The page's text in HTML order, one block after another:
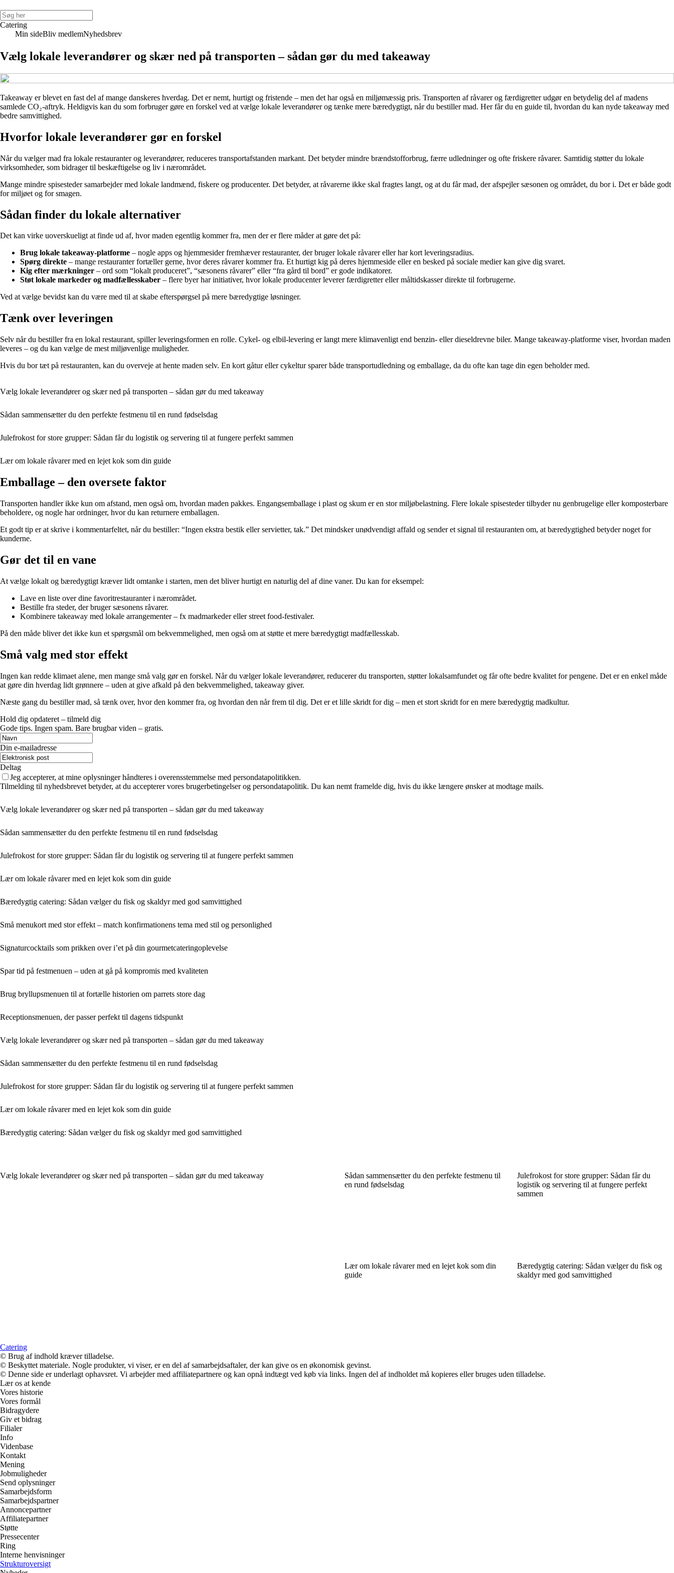
Catering
Min sideBliv medlemNyhedsbrev
Vælg lokale leverandører og skær ned på transporten – sådan gør du med takeaway
Takeaway er blevet en fast del af mange danskeres hverdag. Det er nemt, hurtigt og fristende – men det har også en miljømæssig pris. Transporten af råvarer og færdigretter udgør en betydelig del af madens
samlede CO₂-aftryk. Heldigvis kan du som forbruger gøre en forskel ved at vælge lokale leverandører og tænke mere bæredygtigt, når du bestiller mad. Her får du en guide til, hvordan du kan nyde takeaway med
bedre samvittighed.
Hvorfor lokale leverandører gør en forskel
Når du vælger mad fra lokale restauranter og leverandører, reduceres transportafstanden markant. Det betyder mindre brændstofforbrug, færre udledninger og ofte friskere råvarer. Samtidig støtter du lokale
virksomheder, som bidrager til beskæftigelse og liv i nærområdet.
Mange mindre spisesteder samarbejder med lokale landmænd, fiskere og producenter. Det betyder, at råvarerne ikke skal fragtes langt, og at du får mad, der afspejler sæsonen og området, du bor i. Det er både godt
for miljøet og for smagen.
Sådan finder du lokale alternativer
Det kan virke uoverskueligt at finde ud af, hvor maden egentlig kommer fra, men der er flere måder at gøre det på:
Brug lokale takeaway-platforme – nogle apps og hjemmesider fremhæver restauranter, der bruger lokale råvarer eller har kort leveringsradius.
Spørg direkte – mange restauranter fortæller gerne, hvor deres råvarer kommer fra. Et hurtigt kig på deres hjemmeside eller en besked på sociale medier kan give dig svaret.
Kig efter mærkninger – ord som “lokalt produceret”, “sæsonens råvarer” eller “fra gård til bord” er gode indikatorer.
Støt lokale markeder og madfællesskaber – flere byer har initiativer, hvor lokale producenter leverer færdigretter eller måltidskasser direkte til forbrugerne.
Ved at vælge bevidst kan du være med til at skabe efterspørgsel på mere bæredygtige løsninger.
Tænk over leveringen
Selv når du bestiller fra en lokal restaurant, spiller leveringsformen en rolle. Cykel- og elbil-levering er langt mere klimavenligt end benzin- eller dieseldrevne biler. Mange takeaway-platforme viser, hvordan maden
leveres – og du kan vælge de mest miljøvenlige muligheder.
Hvis du bor tæt på restauranten, kan du overveje at hente maden selv. En kort gåtur eller cykeltur sparer både transportudledning og emballage, da du ofte kan tage din egen beholder med.
Vælg lokale leverandører og skær ned på transporten – sådan gør du med takeaway
Sådan sammensætter du den perfekte festmenu til en rund fødselsdag
Julefrokost for store grupper: Sådan får du logistik og servering til at fungere perfekt sammen
Lær om lokale råvarer med en lejet kok som din guide
Emballage – den oversete faktor
Transporten handler ikke kun om afstand, men også om, hvordan maden pakkes. Engangsemballage i plast og skum er en stor miljøbelastning. Flere lokale spisesteder tilbyder nu genbrugelige eller komposterbare
beholdere, og nogle har ordninger, hvor du kan returnere emballagen.
Et godt tip er at skrive i kommentarfeltet, når du bestiller: “Ingen ekstra bestik eller servietter, tak.” Det mindsker unødvendigt affald og sender et signal til restauranten om, at bæredygtighed betyder noget for
kunderne.
Gør det til en vane
At vælge lokalt og bæredygtigt kræver lidt omtanke i starten, men det bliver hurtigt en naturlig del af dine vaner. Du kan for eksempel:
Lave en liste over dine favoritrestauranter i nærområdet.
Bestille fra steder, der bruger sæsonens råvarer.
Kombinere takeaway med lokale arrangementer – fx madmarkeder eller street food-festivaler.
På den måde bliver det ikke kun et spørgsmål om bekvemmelighed, men også om at støtte et mere bæredygtigt madfællesskab.
Små valg med stor effekt
Ingen kan redde klimaet alene, men mange små valg gør en forskel. Når du vælger lokale leverandører, reducerer du transporten, støtter lokalsamfundet og får ofte bedre kvalitet for pengene. Det er en enkel måde
at gøre din hverdag lidt grønnere – uden at give afkald på den bekvemmelighed, takeaway giver.
Næste gang du bestiller mad, så tænk over, hvor den kommer fra, og hvordan den når frem til dig. Det er et lille skridt for dig – men et stort skridt for en mere bæredygtig madkultur.
Hold dig opdateret – tilmeld dig
Gode tips. Ingen spam. Bare brugbar viden – gratis.
Din e-mailadresse
Deltag
Jeg accepterer, at mine oplysninger håndteres i overensstemmelse med persondatapolitikken.
Tilmelding til nyhedsbrevet betyder, at du accepterer vores brugerbetingelser og persondatapolitik. Du kan nemt framelde dig, hvis du ikke længere ønsker at modtage mails.
Vælg lokale leverandører og skær ned på transporten – sådan gør du med takeaway
Sådan sammensætter du den perfekte festmenu til en rund fødselsdag
Julefrokost for store grupper: Sådan får du logistik og servering til at fungere perfekt sammen
Lær om lokale råvarer med en lejet kok som din guide
Bæredygtig catering: Sådan vælger du fisk og skaldyr med god samvittighed
Små menukort med stor effekt – match konfirmationens tema med stil og personlighed
Signaturcocktails som prikken over i’et på din gourmetcateringoplevelse
Spar tid på festmenuen – uden at gå på kompromis med kvaliteten
Brug bryllupsmenuen til at fortælle historien om parrets store dag
Receptionsmenuen, der passer perfekt til dagens tidspunkt
Vælg lokale leverandører og skær ned på transporten – sådan gør du med takeaway
Sådan sammensætter du den perfekte festmenu til en rund fødselsdag
Julefrokost for store grupper: Sådan får du logistik og servering til at fungere perfekt sammen
Lær om lokale råvarer med en lejet kok som din guide
Bæredygtig catering: Sådan vælger du fisk og skaldyr med god samvittighed
Vælg lokale leverandører og skær ned på transporten – sådan gør du med takeaway
Sådan sammensætter du den perfekte festmenu til
en rund fødselsdag
Julefrokost for store grupper: Sådan får du
logistik og servering til at fungere perfekt
sammen
Lær om lokale råvarer med en lejet kok som din
guide
Bæredygtig catering: Sådan vælger du fisk og
skaldyr med god samvittighed
Catering
© Brug af indhold kræver tilladelse.
© Beskyttet materiale. Nogle produkter, vi viser, er en del af samarbejdsaftaler, der kan give os en økonomisk gevinst.
© Denne side er underlagt ophavsret. Vi arbejder med affiliatepartnere og kan opnå indtægt ved køb via links. Ingen del af indholdet må kopieres eller bruges uden tilladelse.
Lær os at kende
Vores historie
Vores formål
Bidragydere
Giv et bidrag
Filialer
Info
Videnbase
Kontakt
Mening
Jobmuligheder
Send oplysninger
Samarbejdsform
Samarbejdspartner
Annoncepartner
Affiliatepartner
Støtte
Pressecenter
Ring
Interne henvisninger
Strukturoversigt